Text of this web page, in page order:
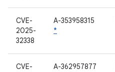
CVE-
2025-
32338
A-353958315
*
CVE- A-362957877